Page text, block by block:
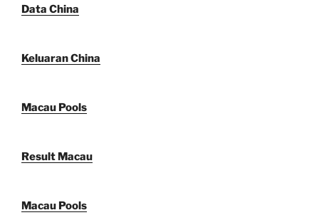
Data China
Keluaran China
Macau Pools
Result Macau
Macau Pools